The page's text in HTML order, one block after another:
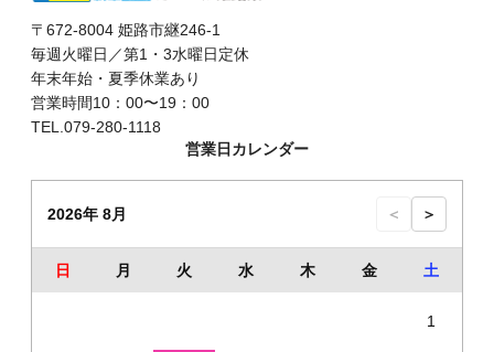
〒672-8004 姫路市継246-1
毎週火曜日／第1・3水曜日定休
年末年始・夏季休業あり
営業時間10：00〜19：00
TEL.079-280-1118
営業日カレンダー
2026年 8月 ＜ ＞
日 月 火 水 木 金 土
1